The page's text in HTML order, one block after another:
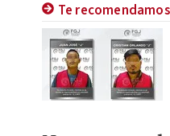
Te recomendamos